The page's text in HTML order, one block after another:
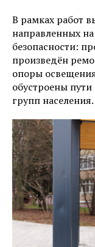
В рамках работ
направленных
безопасности:
произведён
опоры
обустроены
групп населения.